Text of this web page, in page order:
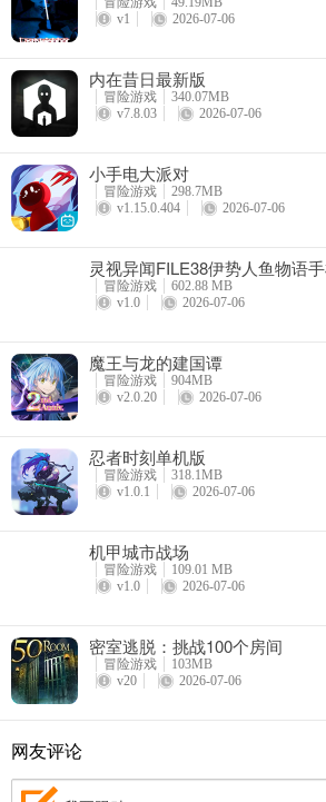
式，因为Boss也会招唤大量的小兵。
5、游戏不会有主动广告，而是让你自由点
常见问题
Q：《砰砰法师》的最低设备配置要求？
A：为了保障游戏的顺利安装及体验，推荐您
Q：游戏游玩是否需要网络？
Q：游戏id在哪里查看？
v1
2026-07-06
内在昔日最新版
冒险游戏
340.07MB
v7.8.03
2026-07-06
小手电大派对
冒险游戏
298.7MB
v1.15.0.404
2026-07-06
灵视异闻FILE38伊势人鱼物语
冒险游戏
602.88 MB
v1.0
2026-07-06
魔王与龙的建国谭
冒险游戏
904MB
v2.0.20
2026-07-06
忍者时刻单机版
冒险游戏
318.1MB
v1.0.1
2026-07-06
机甲城市战场
冒险游戏
109.01 MB
v1.0
2026-07-06
密室逃脱：挑战100个房间
冒险游戏
103MB
v20
2026-07-06
网友评论